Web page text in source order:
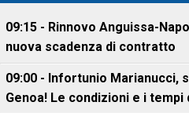
09:15 - Rinnovo Anguissa-
nuova scadenza di contratto
09:00 - Infortunio Marianucci,
Genoa! Le condizioni e i tempi